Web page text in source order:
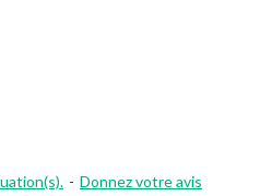
- Donnez votre avis